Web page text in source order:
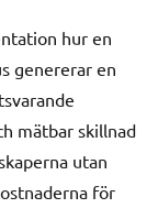
hur en
genererar en
mätbar skillnad
utan
för